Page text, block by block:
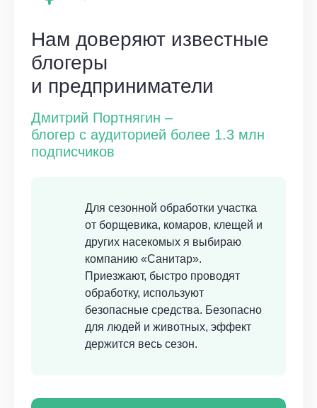
Нам доверяют известные
блогеры
и предприниматели
Дмитрий Портнягин –
блогер с аудиторией более 1.3 млн
подписчиков
Для сезонной обработки участка
от борщевика, комаров, клещей и
других насекомых я выбираю
компанию «Санитар».
Приезжают, быстро проводят
обработку, используют
безопасные средства. Безопасно
для людей и животных, эффект
держится весь сезон.